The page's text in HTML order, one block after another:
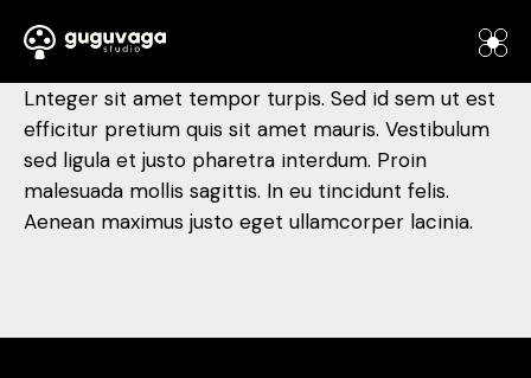
Lnteger sit amet tempor turpis. Sed id sem ut est
efficitur pretium quis sit amet mauris. Vestibulum
sed ligula et justo pharetra interdum. Proin
malesuada mollis sagittis. In eu tincidunt felis.
Aenean maximus justo eget ullamcorper lacinia.